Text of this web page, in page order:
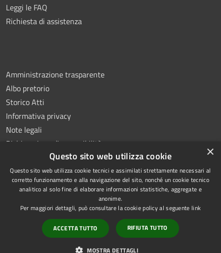
Leggi le FAQ
Richiesta di assistenza
Amministrazione trasparente
Albo pretorio
Storico Atti
Informativa privacy
Note legali
Dichiarazione di accessibilità
RSS
Accessibilità
Copyright © 2026 • Comune di
Montoro • Powered by
Municipium•Accesso
redazione
×
Questo sito web utilizza cookie
Questo sito web utilizza cookie tecnici e assimilati strettamente necessari al
corretto funzionamento e alla navigazione del sito, nonché un cookie tecnico
analitico al solo fine di elaborare informazioni statistiche, aggregate e
anonime.
Per maggiori dettagli, può consultare la cookie policy al seguente link
ACCETTA TUTTO RIFIUTA TUTTO
MOSTRA DETTAGLI